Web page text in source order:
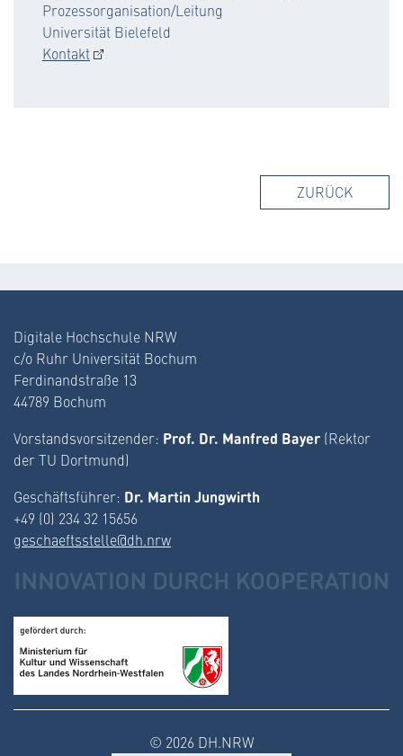
Prozessorganisation/Leitung
Universität Bielefeld
Kontakt
ZURÜCK
Digitale Hochschule NRW
c/o Ruhr Universität Bochum
Ferdinandstraße 13
44789 Bochum
Vorstandsvorsitzender: Prof. Dr. Manfred Bayer (Rektor
der TU Dortmund)
Geschäftsführer: Dr. Martin Jungwirth
+49 (0) 234 32 15656
geschaeftsstelle@dh.nrw
© 2026 DH.NRW